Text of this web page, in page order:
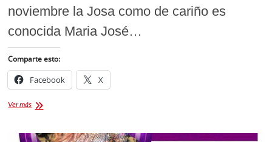
noviembre la Josa como de cariño es
conocida Maria José…
Comparte esto:
Facebook X
Ver másMARIA
Tlaxcala